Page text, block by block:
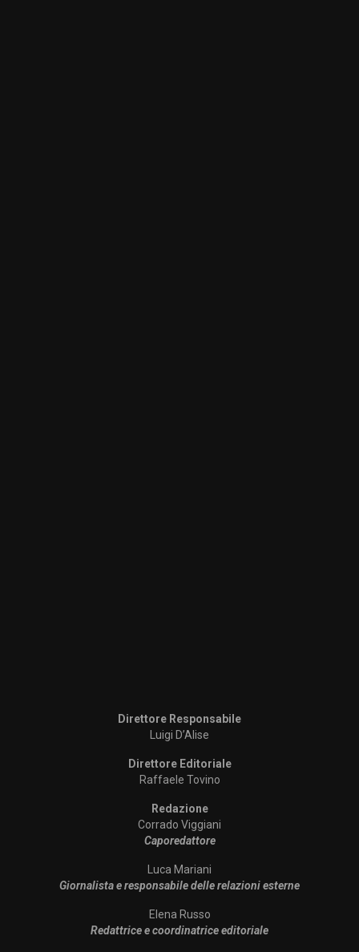
Direttore Responsabile
Luigi D’Alise
Direttore Editoriale
Raffaele Tovino
Redazione
Corrado Viggiani
Caporedattore
Luca Mariani
Giornalista e responsabile delle relazioni esterne
Elena Russo
Redattrice e coordinatrice editoriale